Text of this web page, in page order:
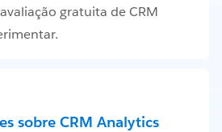
gratuita de CRM
sobre CRM Analytics